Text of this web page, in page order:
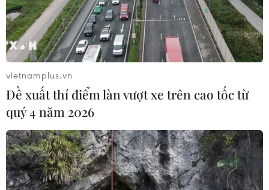
TIN CÙNG CHUYÊN MỤC
vietnamplus.vn
Đề xuất thí điểm làn vượt xe trên cao tốc từ
quý 4 năm 2026